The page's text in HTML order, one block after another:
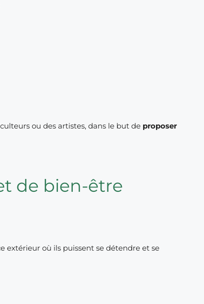
ou des artistes, dans le but de proposer
de bien-être
extérieur où ils puissent se détendre et se